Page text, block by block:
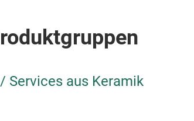
Services aus Keramik